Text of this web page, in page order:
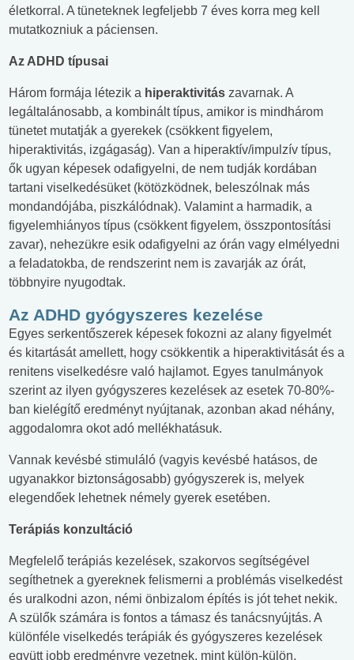
életkorral. A tüneteknek legfeljebb 7 éves korra meg kell
mutatkozniuk a páciensen.
Az ADHD típusai
Három formája létezik a hiperaktivitás zavarnak. A
legáltalánosabb, a kombinált típus, amikor is mindhárom
tünetet mutatják a gyerekek (csökkent figyelem,
hiperaktivitás, izgágaság). Van a hiperaktív/impulzív típus,
ők ugyan képesek odafigyelni, de nem tudják kordában
tartani viselkedésüket (kötözködnek, beleszólnak más
mondandójába, piszkálódnak). Valamint a harmadik, a
figyelemhiányos típus (csökkent figyelem, összpontosítási
zavar), nehezükre esik odafigyelni az órán vagy elmélyedni
a feladatokba, de rendszerint nem is zavarják az órát,
többnyire nyugodtak.
Az ADHD gyógyszeres kezelése
Egyes serkentőszerek képesek fokozni az alany figyelmét
és kitartását amellett, hogy csökkentik a hiperaktivitását és a
renitens viselkedésre való hajlamot. Egyes tanulmányok
szerint az ilyen gyógyszeres kezelések az esetek 70-80%-
ban kielégítő eredményt nyújtanak, azonban akad néhány,
aggodalomra okot adó mellékhatásuk.
Vannak kevésbé stimuláló (vagyis kevésbé hatásos, de
ugyanakkor biztonságosabb) gyógyszerek is, melyek
elegendőek lehetnek némely gyerek esetében.
Terápiás konzultáció
Megfelelő terápiás kezelések, szakorvos segítségével
segíthetnek a gyereknek felismerni a problémás viselkedést
és uralkodni azon, némi önbizalom építés is jót tehet nekik.
A szülők számára is fontos a támasz és tanácsnyújtás. A
különféle viselkedés terápiák és gyógyszeres kezelések
együtt jobb eredményre vezetnek, mint külön-külön.